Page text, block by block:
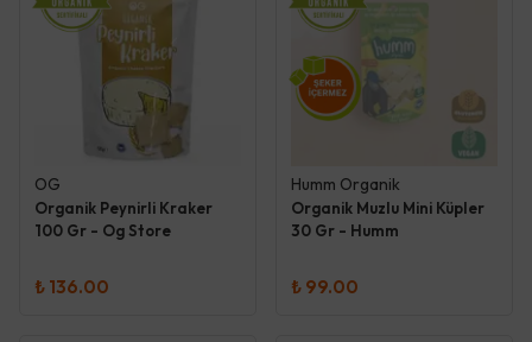
OG
Organik Peynirli Kraker
100 Gr - Og Store
₺ 136.00
Humm Organik
Organik Muzlu Mini Küpler
30 Gr - Humm
₺ 99.00